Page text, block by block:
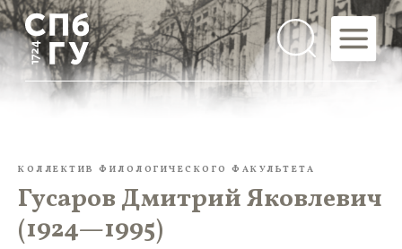
КОЛЛЕКТИВ ФИЛОЛОГИЧЕСКОГО ФАКУЛЬТЕТА
Гусаров Дмитрий Яковлевич
(1924—1995)